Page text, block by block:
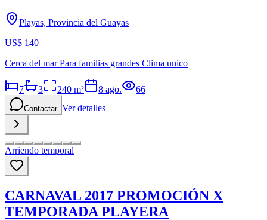
Playas, Provincia del Guayas
US$ 140
Cerca del mar Para familias grandes Clima unico
7 3 240 m² 8 ago. 66
Contactar Ver detalles
Arriendo temporal
CARNAVAL 2017 PROMOCIÓN X
TEMPORADA PLAYERA